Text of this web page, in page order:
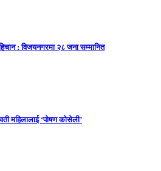
: विजयनगरमा २८ जना सम्मानित
महिलालाई ‘पोषण कोसेली’